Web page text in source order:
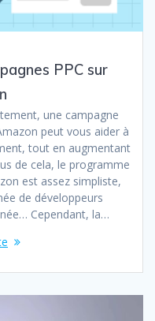
PPC sur
une campagne
peut vous aider à
tout en augmentant
de cela, le programme
est assez simpliste,
de développeurs
Cependant, la…